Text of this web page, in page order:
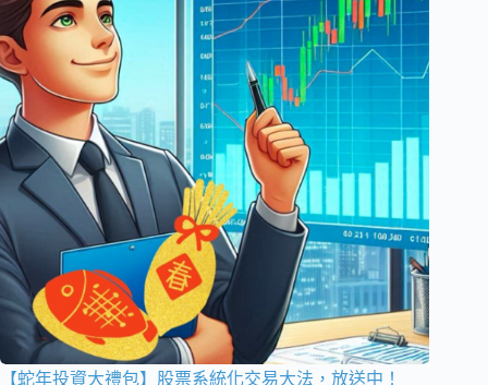
【蛇年投資大禮包】股票系統化交易大法，放送中！